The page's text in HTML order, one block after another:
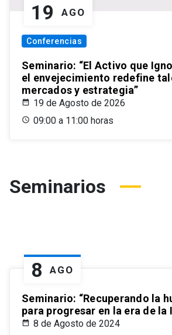
19 AGO
Conferencias
Seminario: “El Activo que
el envejecimiento redefine
mercados y estrategia”
19 de Agosto de 2026
09:00 a 11:00 horas
Seminarios
8 AGO
Seminario: “Recuperando la
para progresar en la era de la
8 de Agosto de 2024